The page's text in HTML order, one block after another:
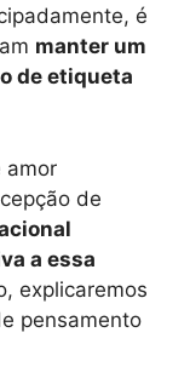
é
manter um
de etiqueta
amor
de
a essa
explicaremos
pensamento